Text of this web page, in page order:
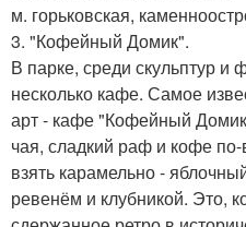
м. горьковская,
3. "Кофейный Домик".
В парке, среди скульптур и
несколько кафе. Самое
арт - кафе "Кофейный
чая, сладкий раф и кофе
взять карамельно -
ревенём и клубникой. Это,